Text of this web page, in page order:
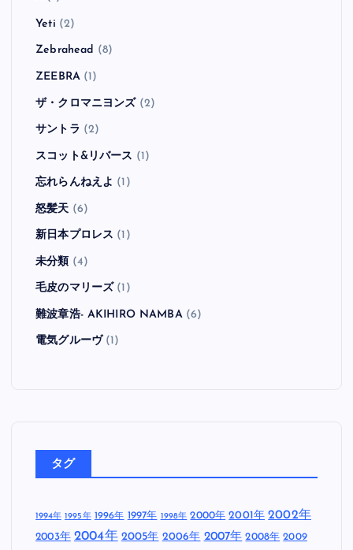
Yeti (2)
Zebrahead (8)
ZEEBRA(1)
ザ・クロマニヨンズ(2)
サントラ (2)
スコット&リバース (1)
忘れらんねえよ (1)
怒髪天 (6)
新日本プロレス (1)
未分類 (4)
毛皮のマリーズ (1)
難波章浩- AKIHIRO NAMBA(6)
電気グルーヴ(1)
タグ
1994年 1995年 1996年 1997年 1998年 2000年 2001年 2002年
2003年 2004年 2005年 2006年 2007年 2008年 2009